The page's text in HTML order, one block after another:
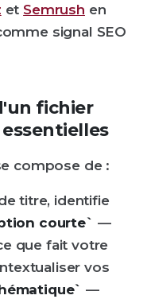
et Semrush en
signal SEO
fichier
compose de :
titre, identifie
courte` —
que fait votre
vos
—